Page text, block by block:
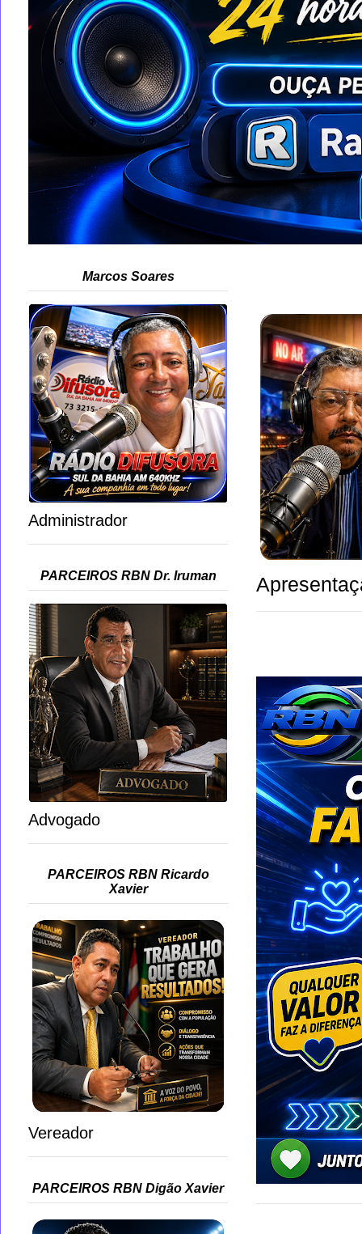
Marcos Soares
Administrador
PARCEIROS RBN Dr. Iruman
Advogado
PARCEIROS RBN Ricardo
Xavier
Vereador
PARCEIROS RBN Digão Xavier